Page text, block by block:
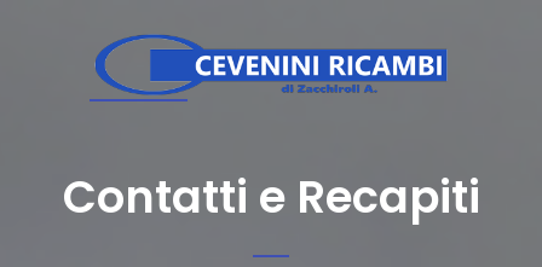
Contatti e Recapiti